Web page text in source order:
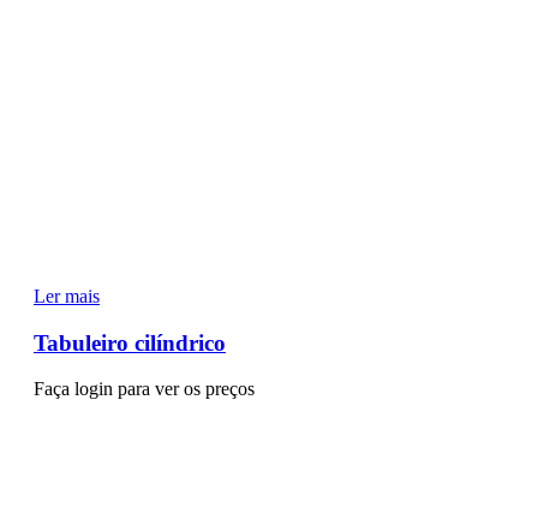
Ler mais
Tabuleiro cilíndrico
Faça login para ver os preços